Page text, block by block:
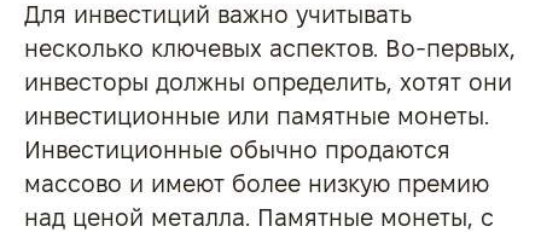
Для инвестиций важно учитывать
несколько ключевых аспектов. Во-первых,
инвесторы должны определить, хотят они
инвестиционные или памятные монеты.
Инвестиционные обычно продаются
массово и имеют более низкую премию
над ценой металла. Памятные монеты, с